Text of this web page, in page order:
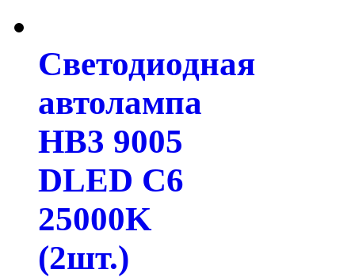
Светодиодная
автолампа
HB3 9005
DLED C6
25000K
(2шт.)